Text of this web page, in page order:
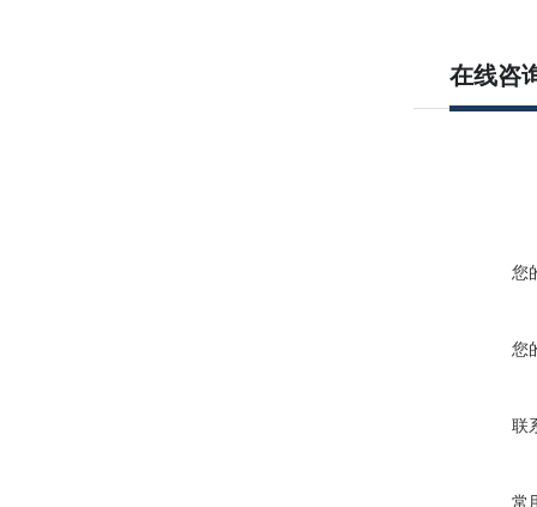
在线咨
您
您
联
常